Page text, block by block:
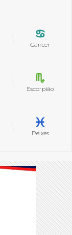
Câncer
Escorpião
Peixes